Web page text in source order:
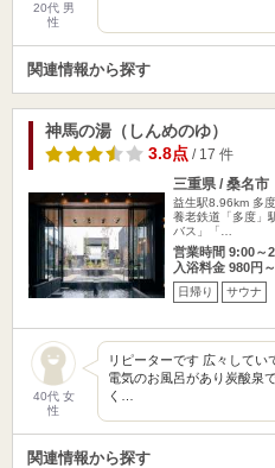
20代 男
性
関連情報から探す
神馬の湯（しんめのゆ）
3.8点/ 17 件
三重県 / 桑名市
益生駅8.96km 多
養老鉄道「多度」
バス」「…
営業時間 9:00～
入浴料金 980円～
日帰り サウナ
40代 女
性
リピーターです 広々してい
電気のお風呂があり炭酸泉
く…
関連情報から探す